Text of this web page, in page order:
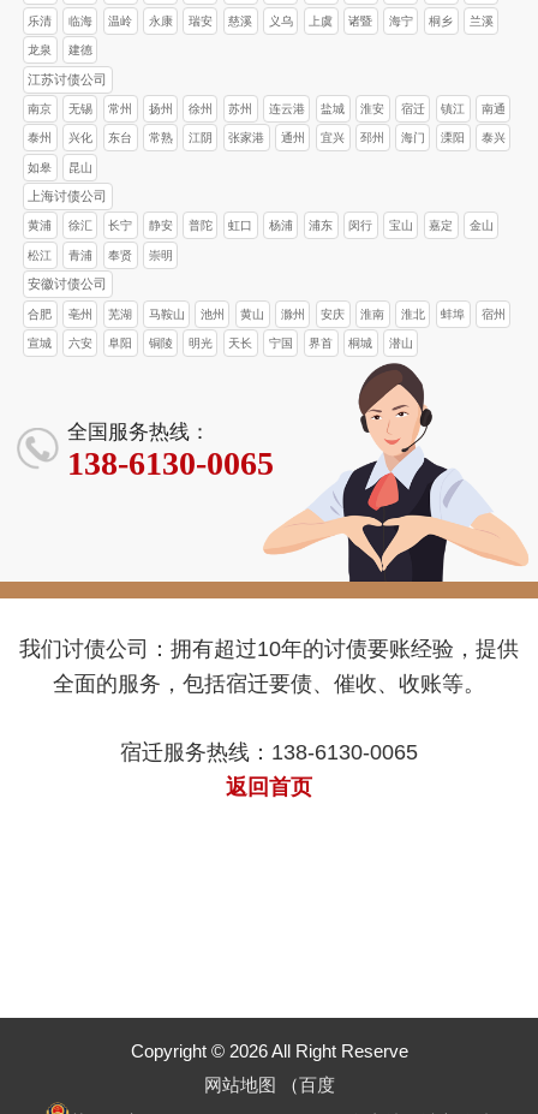
乐清 临海 温岭 永康 瑞安 慈溪 义乌 上虞 诸暨 海宁 桐乡 兰溪
龙泉 建德
江苏讨债公司
南京 无锡 常州 扬州 徐州 苏州 连云港 盐城 淮安 宿迁 镇江 南通
泰州 兴化 东台 常熟 江阴 张家港 通州 宜兴 邳州 海门 溧阳 泰兴
如皋 昆山
上海讨债公司
黄浦 徐汇 长宁 静安 普陀 虹口 杨浦 浦东 闵行 宝山 嘉定 金山
松江 青浦 奉贤 崇明
安徽讨债公司
合肥 亳州 芜湖 马鞍山 池州 黄山 滁州 安庆 淮南 淮北 蚌埠 宿州
宣城 六安 阜阳 铜陵 明光 天长 宁国 界首 桐城 潜山
全国服务热线：
138-6130-0065
我们讨债公司：拥有超过10年的讨债要账经验，提供
全面的服务，包括宿迁要债、催收、收账等。
宿迁服务热线：138-6130-0065
返回首页
Copyright © 2026 All Right Reserve
网站地图 （百度